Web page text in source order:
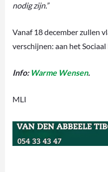
nodig zijn.”
Vanaf 18 december zullen
verschijnen: aan het
Info: Warme Wensen.
MLI